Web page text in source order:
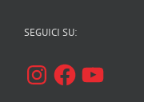
SEGUICI SU:
InstagramFacebookYouTube